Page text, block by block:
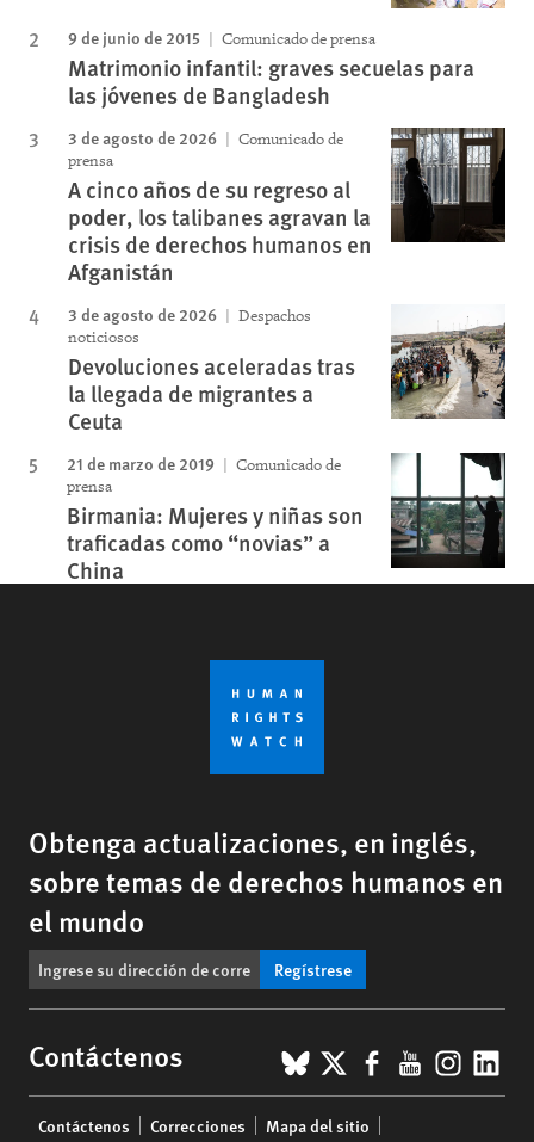
9 de junio de 2015 Comunicado de prensa
Matrimonio infantil: graves secuelas para
las jóvenes de Bangladesh
3 de agosto de 2026
Comunicado de
prensa
A cinco años de su regreso al
poder, los talibanes agravan la
crisis de derechos humanos en
Afganistán
3 de agosto de 2026
Despachos
noticiosos
Devoluciones aceleradas tras
la llegada de migrantes a
Ceuta
21 de marzo de 2019
Comunicado de
prensa
Birmania: Mujeres y niñas son
traficadas como “novias” a
China
Obtenga actualizaciones, en inglés,
sobre temas de derechos humanos en
el mundo
Regístrese
Contáctenos BlueSky
X Facebook
YouTube
Contáctenos Correcciones Mapa del sitio